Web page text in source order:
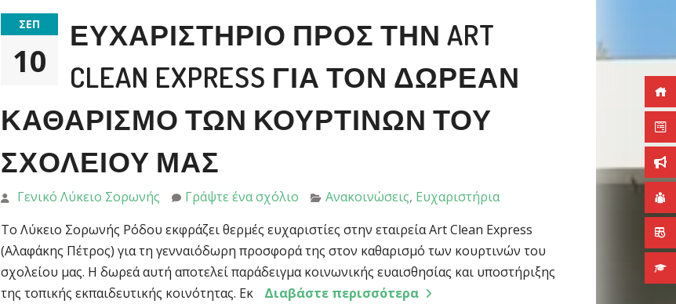
ΣΕΠ
10
ΕΥΧΑΡΙΣΤΉΡΙΟ ΠΡΟΣ ΤΗΝ ART
CLEAN EXPRESS ΓΙΑ ΤΟΝ ΔΩΡΕΆΝ
ΚΑΘΑΡΙΣΜΌ ΤΩΝ ΚΟΥΡΤΙΝΏΝ ΤΟΥ
ΣΧΟΛΕΊΟΥ ΜΑΣ
Γενικό Λύκειο Σορωνής Γράψτε ένα σχόλιο Ανακοινώσεις, Ευχαριστήρια
Το Λύκειο Σορωνής Ρόδου εκφράζει θερμές ευχαριστίες στην εταιρεία Art Clean Express
(Αλαφάκης Πέτρος) για τη γενναιόδωρη προσφορά της στον καθαρισμό των κουρτινών του
σχολείου μας. Η δωρεά αυτή αποτελεί παράδειγμα κοινωνικής ευαισθησίας και υποστήριξης
της τοπικής εκπαιδευτικής κοινότητας. Εκ
Διαβάστε περισσότερα